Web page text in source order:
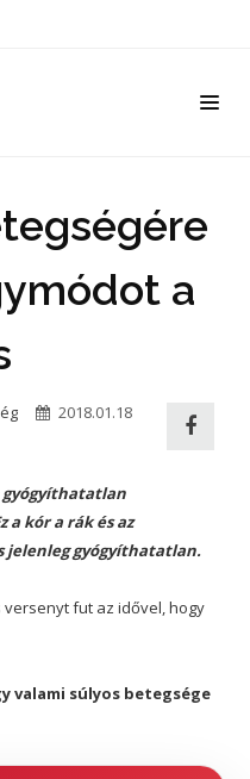
a
2018.01.18
gyógyíthatatlan
a kór a rák és az
jelenleg gyógyíthatatlan.
fut az idővel, hogy
valami súlyos betegsége